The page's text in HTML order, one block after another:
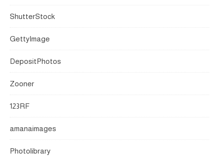
ShutterStock
GettyImage
DepositPhotos
Zooner
123RF
amanaimages
Photolibrary